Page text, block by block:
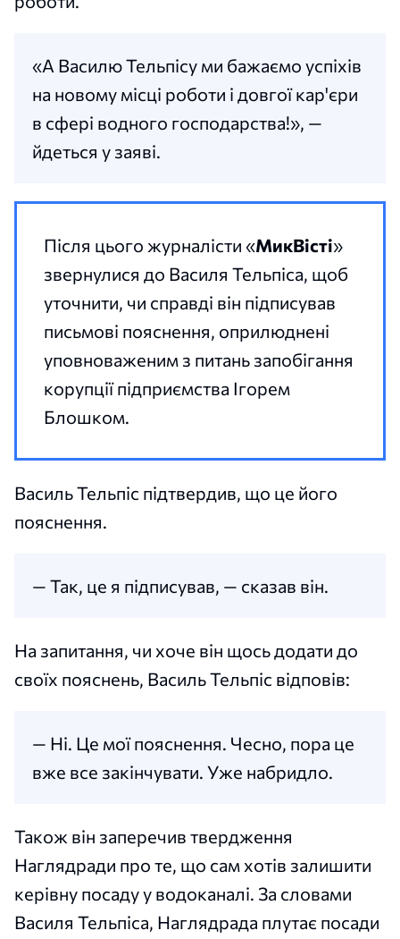
«А Василю Тельпісу ми бажаємо успіхів
на новому місці роботи і довгої кар'єри
в сфері водного господарства!», —
йдеться у заяві.
Після цього журналісти «МикВісті»
звернулися до Василя Тельпіса, щоб
уточнити, чи справді він підписував
письмові пояснення, оприлюднені
уповноваженим з питань запобігання
корупції підприємства Ігорем
Блошком.
Василь Тельпіс підтвердив, що це його
пояснення.
— Так, це я підписував, — сказав він.
На запитання, чи хоче він щось додати до
своїх пояснень, Василь Тельпіс відповів:
— Ні. Це мої пояснення. Чесно, пора це
вже все закінчувати. Уже набридло.
Також він заперечив твердження
Наглядради про те, що сам хотів залишити
керівну посаду у водоканалі. За словами
Василя Тельпіса, Наглядрада плутає посади